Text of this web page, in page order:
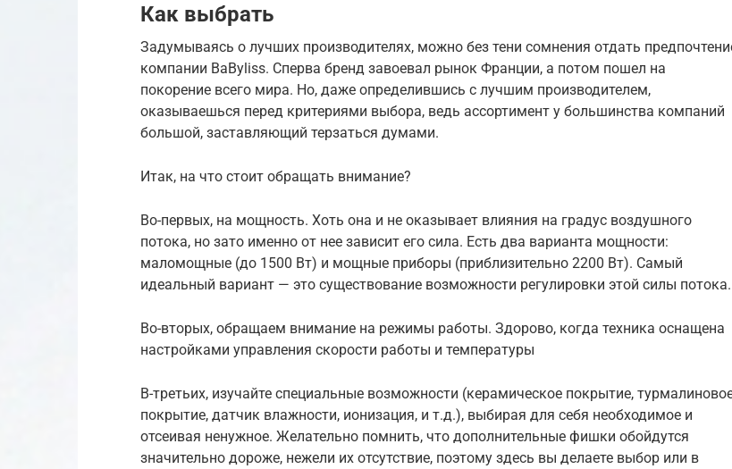
Как выбрать
Задумываясь о лучших производителях, можно без тени сомнения отдать
компании BaByliss. Сперва бренд завоевал рынок Франции, а потом пошел на
покорение всего мира. Но, даже определившись с лучшим производителем,
оказываешься перед критериями выбора, ведь ассортимент у большинства компаний
большой, заставляющий терзаться думами.
Итак, на что стоит обращать внимание?
Во-первых, на мощность. Хоть она и не оказывает влияния на градус воздушного
потока, но зато именно от нее зависит его сила. Есть два варианта мощности:
маломощные (до 1500 Вт) и мощные приборы (приблизительно 2200 Вт). Самый
идеальный вариант — это существование возможности регулировки этой силы потока.
Во-вторых, обращаем внимание на режимы работы. Здорово, когда техника оснащена
настройками управления скорости работы и температуры
В-третьих, изучайте специальные возможности (керамическое покрытие,
покрытие, датчик влажности, ионизация, и т.д.), выбирая для себя необходимое и
отсеивая ненужное. Желательно помнить, что дополнительные фишки обойдутся
значительно дороже, нежели их отсутствие, поэтому здесь вы делаете выбор или в